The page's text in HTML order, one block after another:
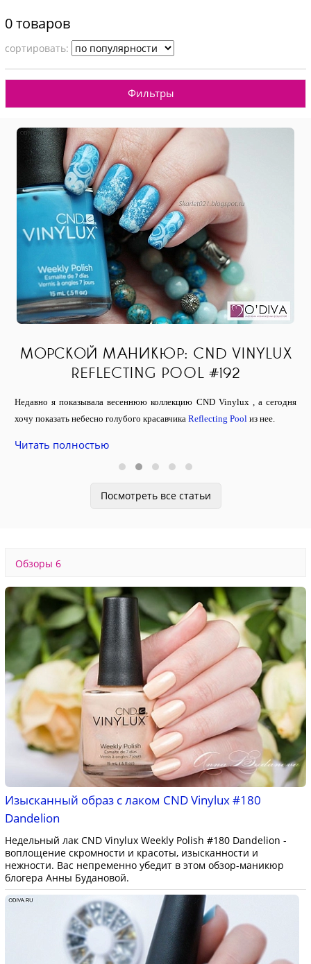
0 товаров
cортировать:
Фильтры
МОРСКОЙ МАНИКЮР: CND VINYLUX
REFLECTING POOL #192
Недавно я показывала весеннюю коллекцию CND Vinylux , а сегодня
хочу показать небесно голубого красавчика Reflecting Pool из нее.
Читать полностью
Посмотреть все статьи
Обзоры 6
Изысканный образ с лаком CND Vinylux #180
Dandelion
Недельный лак CND Vinylux Weekly Polish #180 Dandelion -
воплощение скромности и красоты, изысканности и
нежности. Вас непременно убедит в этом обзор-маникюр
блогера Анны Будановой.